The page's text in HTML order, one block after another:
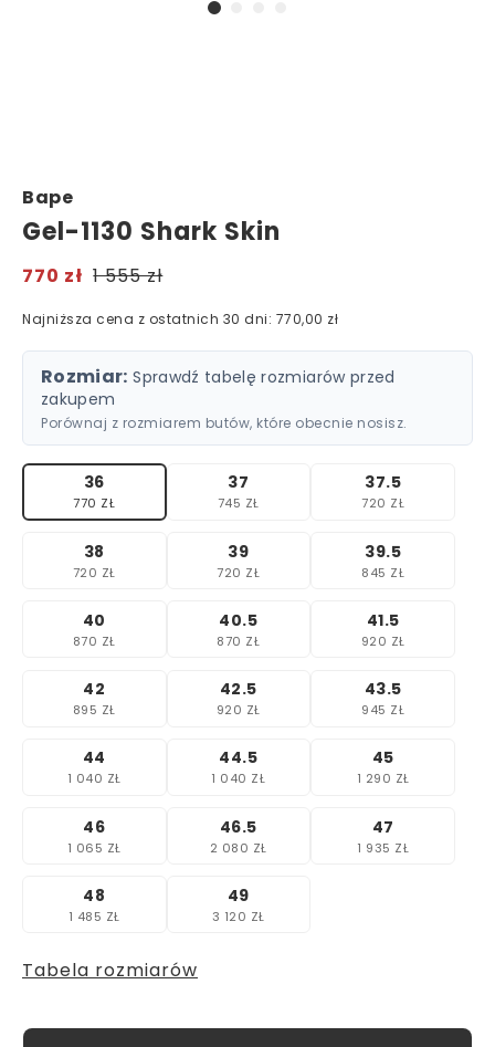
Bape
Gel-1130 Shark Skin
770 zł 1 555 zł
Najniższa cena z ostatnich 30 dni: 770,00 zł
Rozmiar: Sprawdź tabelę rozmiarów przed
zakupem
Porównaj z rozmiarem butów, które obecnie nosisz.
36
770 ZŁ
37
745 ZŁ
37.5
720 ZŁ
38
720 ZŁ
39
720 ZŁ
39.5
845 ZŁ
40
870 ZŁ
40.5
870 ZŁ
41.5
920 ZŁ
42
895 ZŁ
42.5
920 ZŁ
43.5
945 ZŁ
44
1 040 ZŁ
44.5
1 040 ZŁ
45
1 290 ZŁ
46
1 065 ZŁ
46.5
2 080 ZŁ
47
1 935 ZŁ
48
1 485 ZŁ
49
3 120 ZŁ
Tabela rozmiarów